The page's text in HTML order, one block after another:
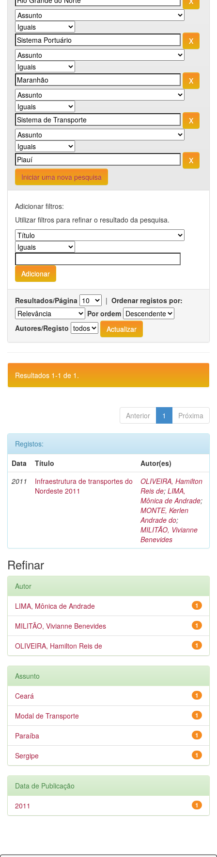
Iniciar uma nova pesquisa
Adicionar filtros:
Utilizar filtros para refinar o resultado da pesquisa.
Resultados/Página | Ordenar registos por:
Por ordem
Autores/Registo
Resultados 1-1 de 1.
Anterior 1 Próxima
Registos:
Data
Título
Autor(es)
2011
Infraestrutura de transportes do
Nordeste 2011
OLIVEIRA, Hamilton
Reis de; LIMA,
Mônica de Andrade;
MONTE, Kerlen
Andrade do;
MILITÃO, Vivianne
Benevides
Refinar
Autor
1
LIMA, Mônica de Andrade
1
MILITÃO, Vivianne Benevides
1
OLIVEIRA, Hamilton Reis de
Assunto
1
Ceará
1
Modal de Transporte
1
Paraíba
1
Sergipe
Data de Publicação
1
2011